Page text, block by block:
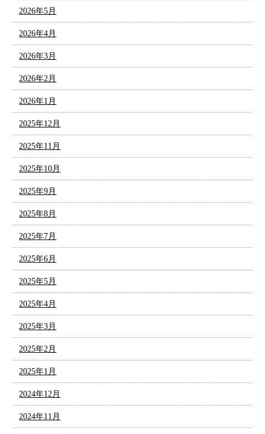
2026年5月
2026年4月
2026年3月
2026年2月
2026年1月
2025年12月
2025年11月
2025年10月
2025年9月
2025年8月
2025年7月
2025年6月
2025年5月
2025年4月
2025年3月
2025年2月
2025年1月
2024年12月
2024年11月